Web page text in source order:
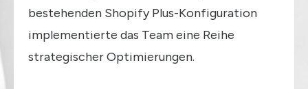
bestehenden Shopify Plus-Konfiguration
implementierte das Team eine Reihe
strategischer Optimierungen.